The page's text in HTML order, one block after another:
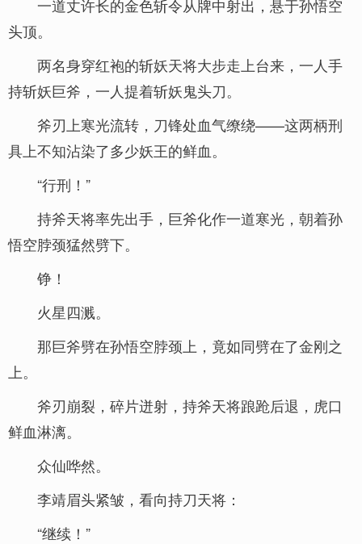
一道丈许长的金色斩令从牌中射出，悬于孙悟空
头顶。
两名身穿红袍的斩妖天将大步走上台来，一人手
持斩妖巨斧，一人提着斩妖鬼头刀。
斧刃上寒光流转，刀锋处血气缭绕——这两柄刑
具上不知沾染了多少妖王的鲜血。
“行刑！”
持斧天将率先出手，巨斧化作一道寒光，朝着孙
悟空脖颈猛然劈下。
铮！
火星四溅。
那巨斧劈在孙悟空脖颈上，竟如同劈在了金刚之
上。
斧刃崩裂，碎片迸射，持斧天将踉跄后退，虎口
鲜血淋漓。
众仙哗然。
李靖眉头紧皱，看向持刀天将：
“继续！”